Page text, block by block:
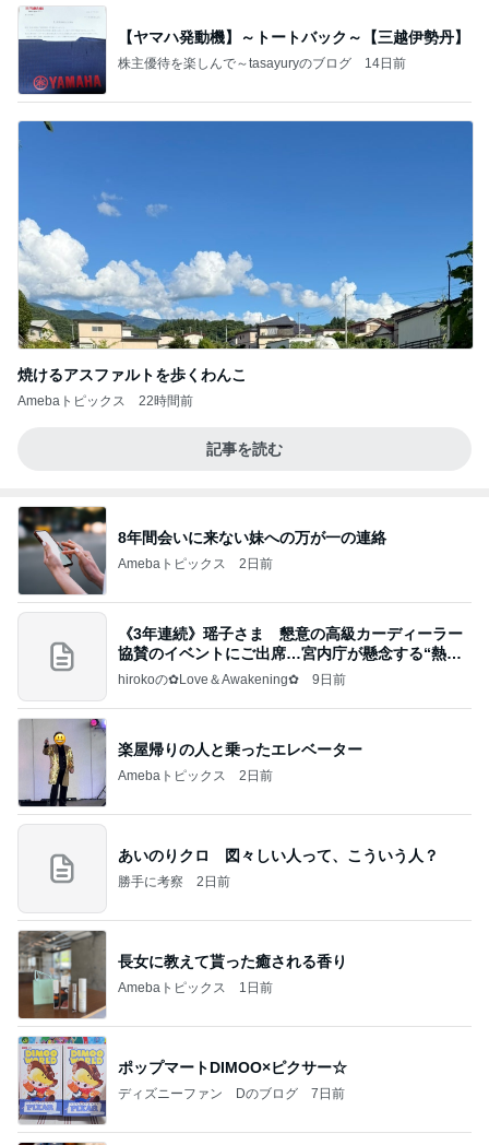
【ヤマハ発動機】～トートバック～【三越伊勢丹】
株主優待を楽しんで～tasayuryのブログ 14日前
焼けるアスファルトを歩くわんこ
Amebaトピックス 22時間前
記事を読む
8年間会いに来ない妹への万が一の連絡
Amebaトピックス 2日前
《3年連続》瑶子さま 懇意の高級カーディーラー
協賛のイベントにご出席…宮内庁が懸念する“熱心
すぎ
hirokoの✿Love＆Awakening✿ 9日前
楽屋帰りの人と乗ったエレベーター
Amebaトピックス 2日前
あいのりクロ 図々しい人って、こういう人？
勝手に考察 2日前
長女に教えて貰った癒される香り
Amebaトピックス 1日前
ポップマートDIMOO×ピクサー☆
ディズニーファン Dのブログ 7日前